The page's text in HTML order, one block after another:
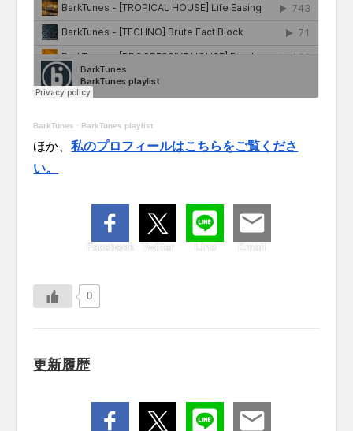
BarkTunes · BarkTunes playlist
ほか、私のプロフィールはこちらをご覧くださ
い。
Facebook Twitter Line Email
0
更新履歴